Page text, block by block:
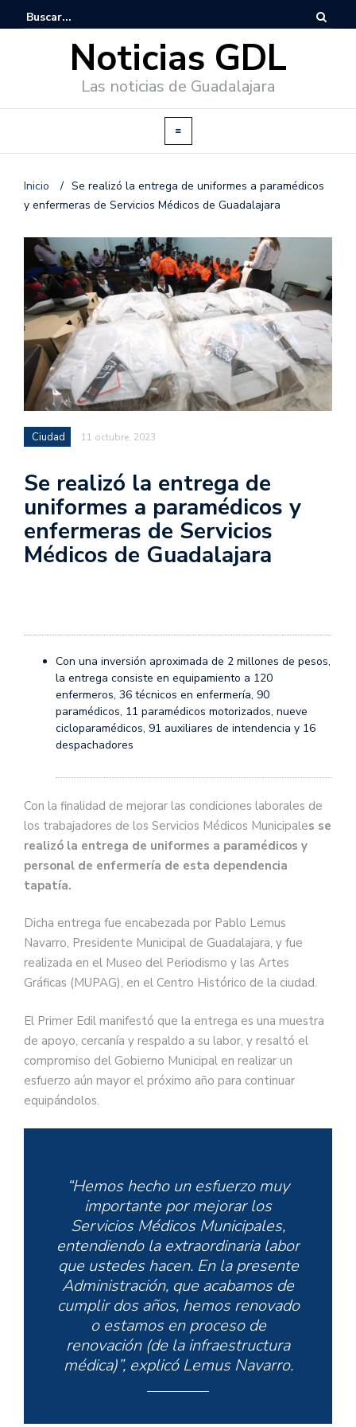
Noticias GDL
Las noticias de Guadalajara
Inicio / Se realizó la entrega de uniformes a paramédicos
y enfermeras de Servicios Médicos de Guadalajara
Ciudad 11 octubre, 2023
Se realizó la entrega de
uniformes a paramédicos y
enfermeras de Servicios
Médicos de Guadalajara
Con una inversión aproximada de 2 millones de pesos,
la entrega consiste en equipamiento a 120
enfermeros, 36 técnicos en enfermería, 90
paramédicos, 11 paramédicos motorizados, nueve
cicloparamédicos, 91 auxiliares de intendencia y 16
despachadores
Con la finalidad de mejorar las condiciones laborales de
los trabajadores de los Servicios Médicos Municipales se
realizó la entrega de uniformes a paramédicos y
personal de enfermería de esta dependencia
tapatía.
Dicha entrega fue encabezada por Pablo Lemus
Navarro, Presidente Municipal de Guadalajara, y fue
realizada en el Museo del Periodismo y las Artes
Gráficas (MUPAG), en el Centro Histórico de la ciudad.
El Primer Edil manifestó que la entrega es una muestra
de apoyo, cercanía y respaldo a su labor, y resaltó el
compromiso del Gobierno Municipal en realizar un
esfuerzo aún mayor el próximo año para continuar
equipándolos.
“Hemos hecho un esfuerzo muy
importante por mejorar los
Servicios Médicos Municipales,
entendiendo la extraordinaria labor
que ustedes hacen. En la presente
Administración, que acabamos de
cumplir dos años, hemos renovado
o estamos en proceso de
renovación (de la infraestructura
médica)”, explicó Lemus Navarro.